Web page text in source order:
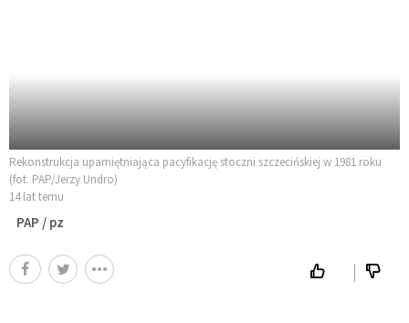
Rekonstrukcja upamiętniająca pacyfikację stoczni szczecińskiej w 1981 roku
(fot. PAP/Jerzy Undro)
14 lat temu
PAP / pz